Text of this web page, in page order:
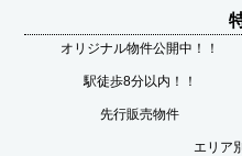
オリジナル物件公開中！！
駅徒歩8分以内！！
先行販売物件
エリア